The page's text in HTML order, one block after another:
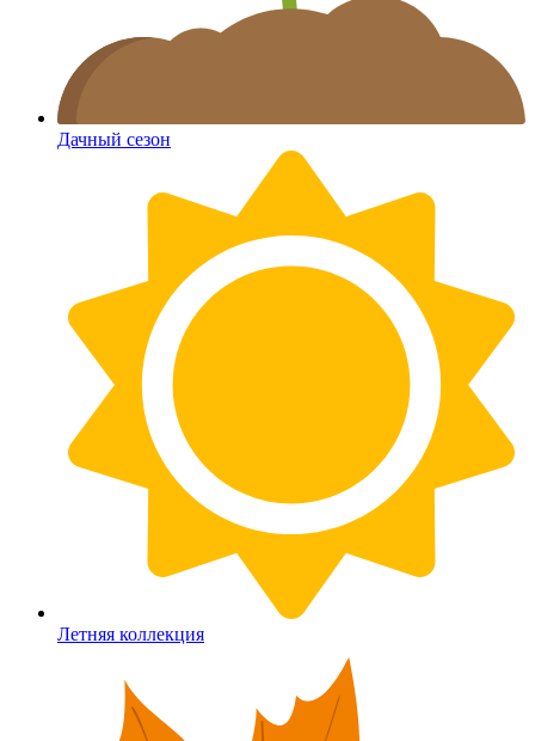
Дачный сезон
Летняя коллекция